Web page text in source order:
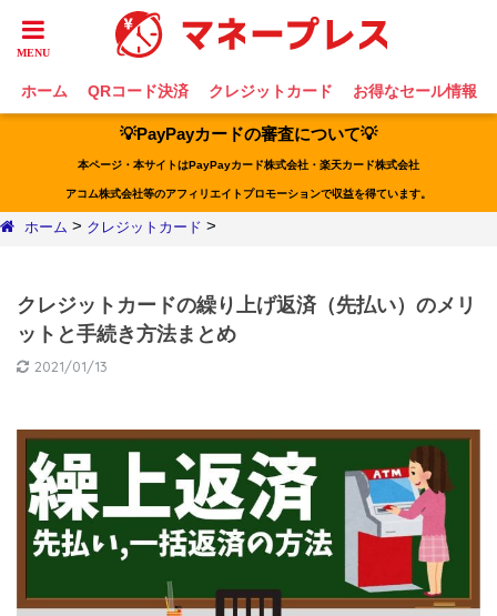
ホーム QRコード決済 クレジットカード お得なセール情報
💡PayPayカードの審査について💡
本ページ・本サイトはPayPayカード株式会社・楽天カード株式会社
アコム株式会社等のアフィリエイトプロモーションで収益を得ています。
ホーム > クレジットカード >
クレジットカードの繰り上げ返済（先払い）のメリ
ットと手続き方法まとめ
2021/01/13